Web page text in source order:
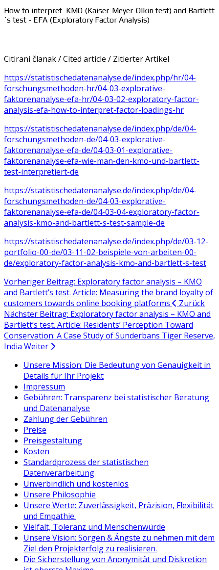
How to interpret KMO (Kaiser-Meyer-Olkin test) and Bartlett
´s test - EFA (Exploratory Factor Analysis)
Citirani članak / Cited article / Zitierter Artikel
https://statistischedatenanalyse.de/index.php/hr/04-
forschungsmethoden-hr/04-03-explorative-
faktorenanalyse-efa-hr/04-03-02-exploratory-factor-
analysis-efa-how-to-interpret-factor-loadings-hr
https://statistischedatenanalyse.de/index.php/de/04-
forschungsmethoden-de/04-03-explorative-
faktorenanalyse-efa-de/04-03-01-explorative-
faktorenanalyse-efa-wie-man-den-kmo-und-bartlett-
test-interpretiert-de
https://statistischedatenanalyse.de/index.php/de/04-
forschungsmethoden-de/04-03-explorative-
faktorenanalyse-efa-de/04-03-04-exploratory-factor-
analysis-kmo-and-bartlett-s-test-sample-de
https://statistischedatenanalyse.de/index.php/de/03-12-
portfolio-00-de/03-11-02-beispiele-von-arbeiten-00-
de/exploratory-factor-analysis-kmo-and-bartlett-s-test
Vorheriger Beitrag: Exploratory factor analysis – KMO
and Bartlett’s test. Article: Measuring the brand loyalty of
customers towards online booking platforms
Zurück
Nächster Beitrag: Exploratory factor analysis – KMO and
Bartlett’s test. Article: Residents’ Perception Toward
Conservation: A Case Study of Sunderbans Tiger Reserve,
India Weiter
Unsere Mission: Die Bedeutung von Genauigkeit in
Details für Ihr Projekt
Impressum
Gebühren: Transparenz bei statistischer Beratung
und Datenanalyse
Zahlung der Gebühren
Preise
Preisgestaltung
Kosten
Standardprozess der statistischen
Datenverarbeitung
Unverbindlich und kostenlos
Unsere Philosophie
Unsere Werte: Zuverlässigkeit, Präzision, Flexibilität
und Empathie.
Vielfalt, Toleranz und Menschenwürde
Unsere Vision: Sorgen & Ängste zu nehmen mit dem
Ziel den Projekterfolg zu realisieren.
Die Sicherstellung von Anonymität und Diskretion